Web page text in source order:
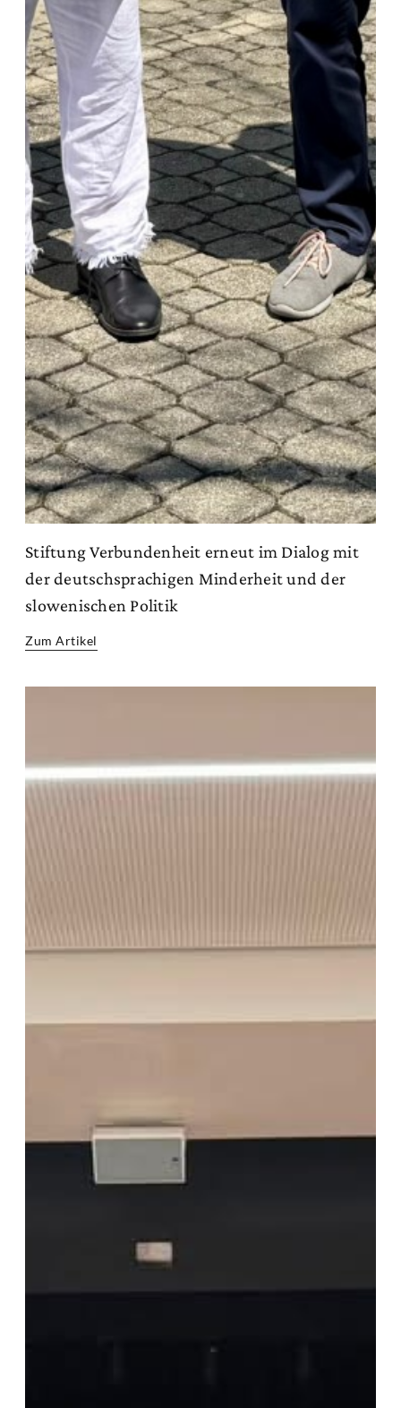
Stiftung Verbundenheit erneut im Dialog mit
der deutschsprachigen Minderheit und der
slowenischen Politik
Zum Artikel